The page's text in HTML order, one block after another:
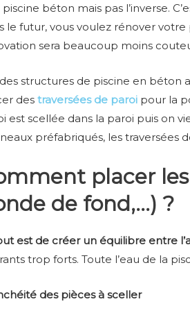
béton mais pas l’inverse.
le futur, vous voulez rénover
sera beaucoup moins
structures de piscine en béton
destraversées de paroi pour la
est scellée dans la paroi puis on
préfabriqués, les traversées
placer
de fond,…) ?
est de créer un équilibre entre
trop forts. Toute l’eau de la
des pièces à sceller